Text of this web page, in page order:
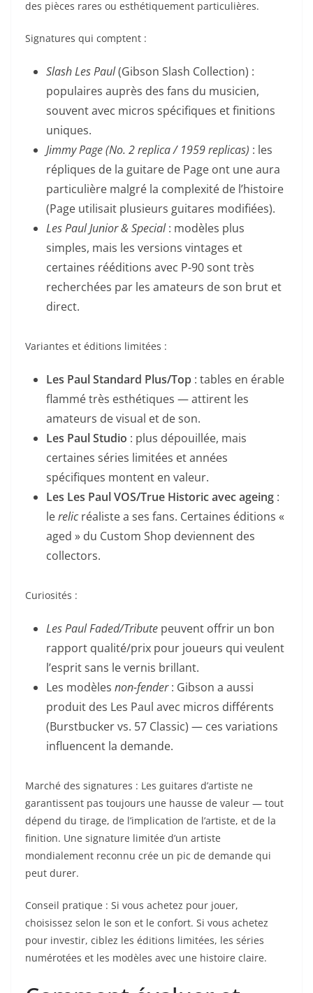
des pièces rares ou esthétiquement particulières.
Signatures qui comptent :
Slash Les Paul(Gibson Slash Collection) :
populaires auprès des fans du musicien,
souvent avec micros spécifiques et finitions
uniques.
Jimmy Page (No. 2 replica / 1959 replicas) : les
répliques de la guitare de Page ont une aura
particulière malgré la complexité de l’histoire
(Page utilisait plusieurs guitares modifiées).
Les Paul Junior & Special: modèles plus
simples, mais les versions vintages et
certaines rééditions avec P-90 sont très
recherchées par les amateurs de son brut et
direct.
Variantes et éditions limitées :
Les Paul Standard Plus/Top : tables en érable
flammé très esthétiques — attirent les
amateurs de visual et de son.
Les Paul Studio : plus dépouillée, mais
certaines séries limitées et années
spécifiques montent en valeur.
Les Les Paul VOS/True Historic avec ageing :
lerelicréaliste a ses fans. Certaines éditions «
aged » du Custom Shop deviennent des
collectors.
Curiosités :
Les Paul Faded/Tribute peuvent offrir un bon
rapport qualité/prix pour joueurs qui veulent
l’esprit sans le vernis brillant.
Les modèles non-fender: Gibson a aussi
produit des Les Paul avec micros différents
(Burstbucker vs. 57 Classic) — ces variations
influencent la demande.
Marché des signatures : Les guitares d’artiste ne
garantissent pas toujours une hausse de valeur — tout
dépend du tirage, de l’implication de l’artiste, et de la
finition. Une signature limitée d’un artiste
mondialement reconnu crée un pic de demande qui
peut durer.
Conseil pratique : Si vous achetez pour jouer,
choisissez selon le son et le confort. Si vous achetez
pour investir, ciblez les éditions limitées, les séries
numérotées et les modèles avec une histoire claire.